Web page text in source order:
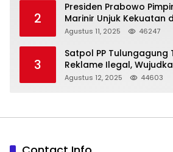
2
Presiden Prabowo
Marinir Unjuk Kekuatan
Struktur Baru
Agustus 11, 2025 46247
3
Satpol PP Tulungagung
Reklame Ilegal,
dan Indah
Agustus 12, 2025 44603